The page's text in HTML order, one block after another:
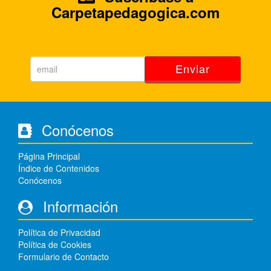
Carpetapedagogica.com
Enviar
Conócenos
Página Principal
Índice de Contenidos
Conócenos
Información
Política de Privacidad
Política de Cookies
Formulario de Contacto